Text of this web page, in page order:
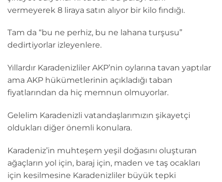
vermeyerek 8 liraya satın alıyor bir kilo fındığı.
Tam da “bu ne perhiz, bu ne lahana turşusu”
dedirtiyorlar izleyenlere.
Yıllardır Karadenizliler AKP’nin oylarına tavan yaptılar
ama AKP hükümetlerinin açıkladığı taban
fiyatlarından da hiç memnun olmuyorlar.
Gelelim Karadenizli vatandaşlarımızın şikayetçi
oldukları diğer önemli konulara.
Karadeniz’in muhteşem yeşil doğasını oluşturan
ağaçların yol için, baraj için, maden ve taş ocakları
için kesilmesine Karadenizliler büyük tepki